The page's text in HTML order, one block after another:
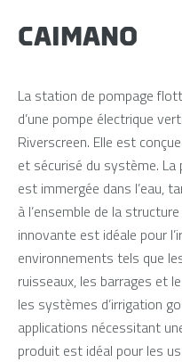
CAIMANO
La station de pompage
d’une pompe électrique
Riverscreen. Elle est
et sécurisé du système. La
est immergée dans l’eau,
à l’ensemble de la
innovante est idéale pour
environnements tels que
ruisseaux, les barrages et
les systèmes d’irrigation
applications nécessitant
produit est idéal pour les